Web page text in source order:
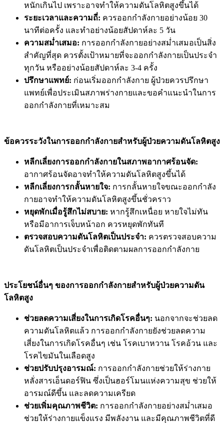
หนักเกินไป เพราะอาจทำให้ความดันโลหิตสูงขึ้นได้
ระยะเวลาและความถี่: ควรออกกำลังกายอย่างน้อย 30
นาทีต่อครั้ง และทำอย่างน้อยสัปดาห์ละ 5 วัน
ความสม่ำเสมอ: การออกกำลังกายอย่างสม่ำเสมอเป็นสิ่ง
สำคัญที่สุด ควรตั้งเป้าหมายที่จะออกกำลังกายเป็นประจำ
ทุกวัน หรืออย่างน้อยสัปดาห์ละ 3-4 ครั้ง
ปรึกษาแพทย์: ก่อนเริ่มออกกำลังกาย ผู้ป่วยควรปรึกษา
แพทย์เพื่อประเมินสภาพร่างกายและขอคำแนะนำในการ
ออกกำลังกายที่เหมาะสม
ข้อควรระวังในการออกกำลังกายสำหรับผู้ป่วยความดันโลหิตสูง
หลีกเลี่ยงการออกกำลังกายในสภาพอากาศร้อนจัด:
อากาศร้อนจัดอาจทำให้ความดันโลหิตสูงขึ้นได้
หลีกเลี่ยงการกลั้นหายใจ: การกลั้นหายใจขณะออกกำลัง
กายอาจทำให้ความดันโลหิตสูงขึ้นชั่วคราว
หยุดพักเมื่อรู้สึกไม่สบาย: หากรู้สึกเหนื่อย หายใจไม่ทัน
หรือมีอาการเจ็บหน้าอก ควรหยุดพักทันที
ตรวจสอบความดันโลหิตเป็นประจำ: ควรตรวจสอบความ
ดันโลหิตเป็นประจำเพื่อติดตามผลการออกกำลังกาย
ประโยชน์อื่นๆ ของการออกกำลังกายสำหรับผู้ป่วยความดัน
โลหิตสูง
ช่วยลดความเสี่ยงในการเกิดโรคอื่นๆ: นอกจากจะช่วยลด
ความดันโลหิตแล้ว การออกกำลังกายยังช่วยลดความ
เสี่ยงในการเกิดโรคอื่นๆ เช่น โรคเบาหวาน โรคอ้วน และ
โรคไขมันในเลือดสูง
ช่วยปรับปรุงอารมณ์: การออกกำลังกายช่วยให้ร่างกาย
หลั่งสารเอ็นดอร์ฟิน ซึ่งเป็นฮอร์โมนแห่งความสุข ช่วยให้
อารมณ์ดีขึ้น และลดความเครียด
ช่วยเพิ่มคุณภาพชีวิต: การออกกำลังกายอย่างสม่ำเสมอ
ช่วยให้ร่างกายแข็งแรง มีพลังงาน และมีคุณภาพชีวิตที่ดี